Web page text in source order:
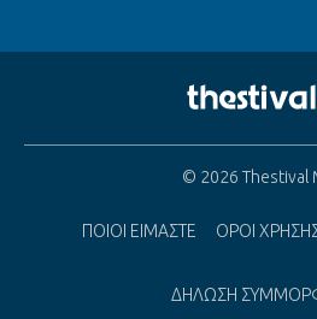
© 2026 Thestival
ΠΟΙΟΙ ΕΙΜΑΣΤΕ ΟΡΟΙ
ΔΗΛΩΣΗ